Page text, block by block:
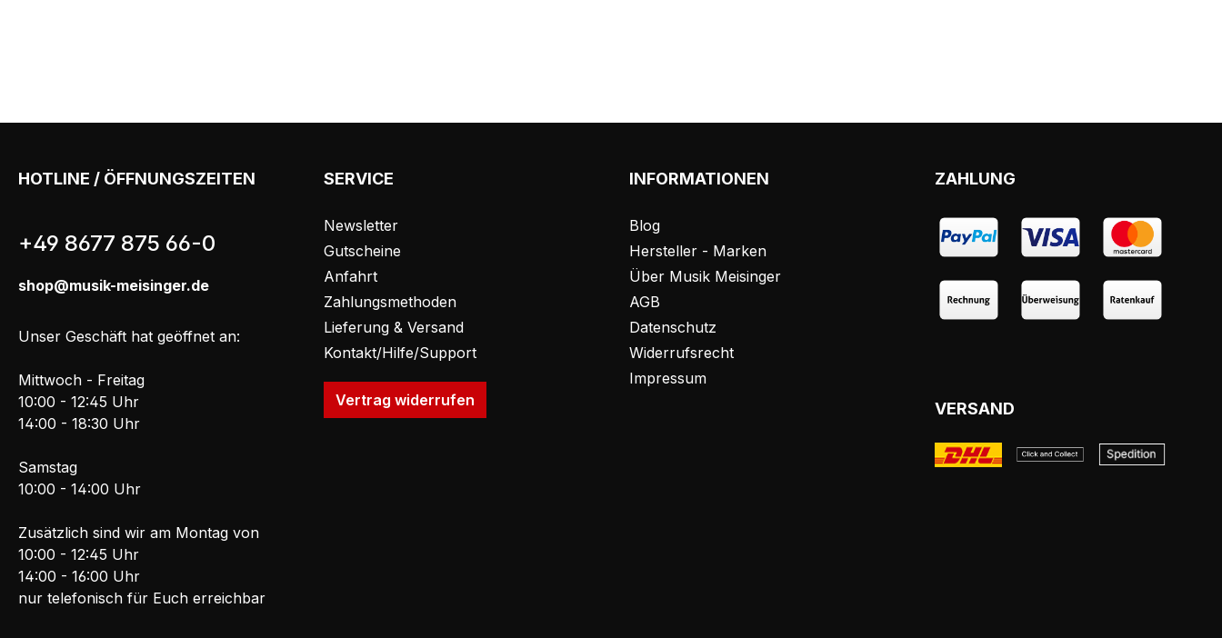
HOTLINE / ÖFFNUNGSZEITEN
+49 8677 875 66-0
shop@musik-meisinger.de
Unser Geschäft hat geöffnet an:
Mittwoch - Freitag
10:00 - 12:45 Uhr
14:00 - 18:30 Uhr
Samstag
10:00 - 14:00 Uhr
Zusätzlich sind wir am Montag von
10:00 - 12:45 Uhr
14:00 - 16:00 Uhr
nur telefonisch für Euch erreichbar
SERVICE
Newsletter
Gutscheine
Anfahrt
Zahlungsmethoden
Lieferung & Versand
Kontakt/Hilfe/Support
Vertrag widerrufen
INFORMATIONEN
Blog
Hersteller - Marken
Über Musik Meisinger
AGB
Datenschutz
Widerrufsrecht
Impressum
ZAHLUNG
VERSAND